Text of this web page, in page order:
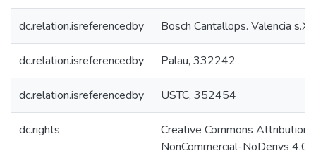
dc.relation.isreferencedby Bosch Cantallops. Valencia
dc.relation.isreferencedby Palau, 332242
dc.relation.isreferencedby USTC, 352454
dc.rights
Creative Commons Attribution-
NonCommercial-NoDerivs 4.0